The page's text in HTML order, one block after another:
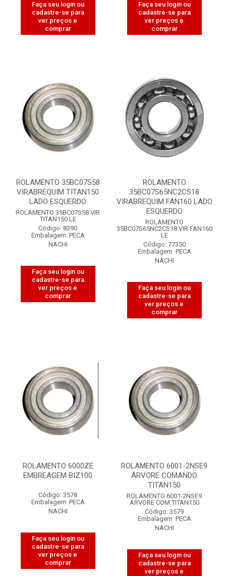
Faça seu login ou
cadastre-se para
ver preços e
comprar
Faça seu login ou
cadastre-se para
ver preços e
comprar
ROLAMENTO 35BC07S58
VIRABREQUIM TITAN150
LADO ESQUERDO
ROLAMENTO 35BC07S58 VIR
TITAN150 LE
Código: 8390
Embalagem: PECA
NACHI
Faça seu login ou
cadastre-se para
ver preços e
comprar
ROLAMENTO
35BC07S65NC2CS18
VIRABREQUIM FAN160 LADO
ESQUERDO
ROLAMENTO
35BC07S65NC2CS18 VIR FAN160
LE
Código: 77350
Embalagem: PECA
NACHI
Faça seu login ou
cadastre-se para
ver preços e
comprar
ROLAMENTO 6000ZE
EMBREAGEM BIZ100
Código: 3578
Embalagem: PECA
NACHI
Faça seu login ou
cadastre-se para
ver preços e
comprar
ROLAMENTO 6001-2NSE9
ÁRVORE COMANDO
TITAN150
ROLAMENTO 6001-2NSE9
ARVORE COM TITAN150
Código: 3579
Embalagem: PECA
NACHI
Faça seu login ou
cadastre-se para
ver preços e